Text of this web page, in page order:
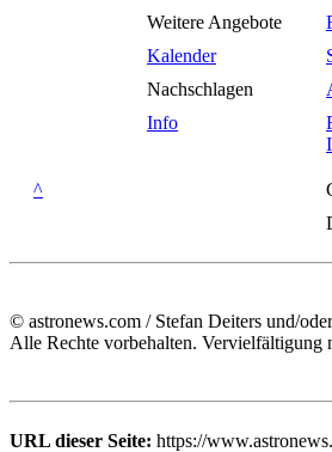
Weitere Angebote
Kalender
Nachschlagen
Info
^
© astronews.com / Stefan Deiters und/
Alle Rechte vorbehalten. Vervielfältigung
URL dieser Seite: https://